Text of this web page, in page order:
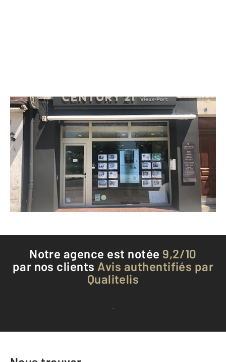
CENTURY 21 Agence du Vieux-Port
19 quai Valin
LA ROCHELLE - 17000
Envoyer un message
Téléphoner à l'agence
Notre agence est notée 9,2/10
par nos clients Avis authentifiés par
Qualitelis
Voir tous les avis clients